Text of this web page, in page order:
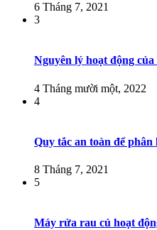
6 Tháng 7, 2021
3
Nguyên lý hoạt động
4 Tháng mười một, 2022
4
Quy tắc an toàn để phân
8 Tháng 7, 2021
5
Máy rửa rau củ hoạt